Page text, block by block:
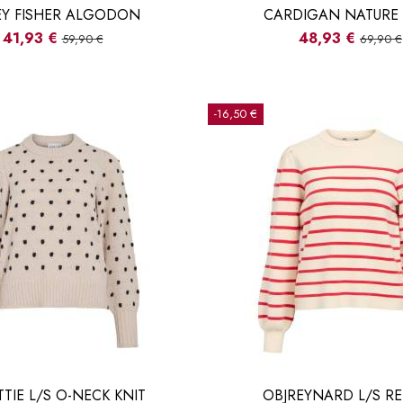
FISHER ALGODON
41,93 € 59,90 €
CARDIGAN
48,93 € 69,90 €
L/S O-NECK KNIT
-16,50 €
OBJREYNARD L/S